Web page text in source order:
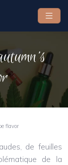
flavor
de feuilles
de la